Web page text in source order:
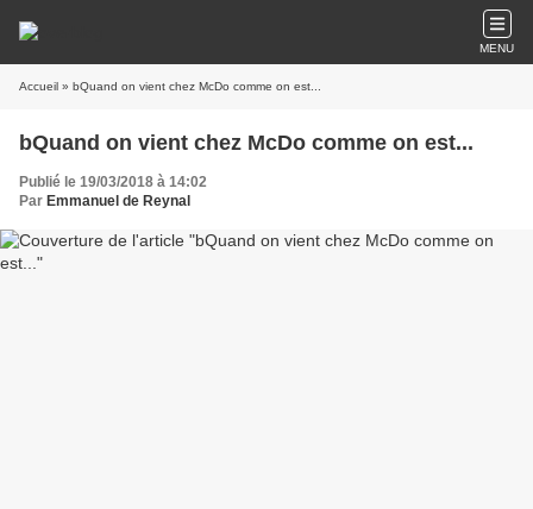
MENU
Accueil » bQuand on vient chez McDo comme on est...
bQuand on vient chez McDo comme on est...
Publié le 19/03/2018 à 14:02
Par Emmanuel de Reynal